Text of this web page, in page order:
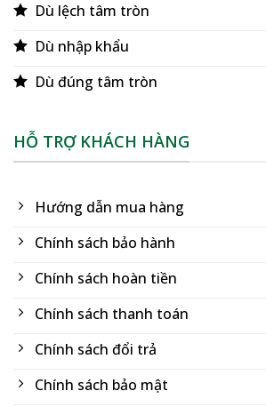
Dù lệch tâm tròn
Dù nhập khẩu
Dù đúng tâm tròn
HỖ TRỢ KHÁCH HÀNG
Hướng dẫn mua hàng
Chính sách bảo hành
Chính sách hoàn tiền
Chính sách thanh toán
Chính sách đổi trả
Chính sách bảo mật